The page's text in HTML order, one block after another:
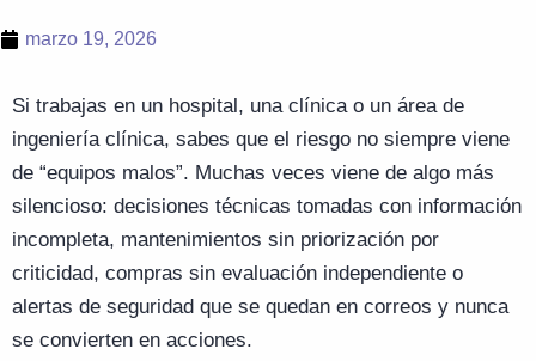
marzo 19, 2026
Si trabajas en un hospital, una clínica o un área de
ingeniería clínica, sabes que el riesgo no siempre viene
de “equipos malos”. Muchas veces viene de algo más
silencioso: decisiones técnicas tomadas con información
incompleta, mantenimientos sin priorización por
criticidad, compras sin evaluación independiente o
alertas de seguridad que se quedan en correos y nunca
se convierten en acciones.